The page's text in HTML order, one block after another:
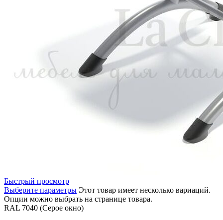
Быстрый просмотр
Выберите параметры Этот товар имеет несколько вариаций.
Опции можно выбрать на странице товара.
RAL 7040 (Серое окно)